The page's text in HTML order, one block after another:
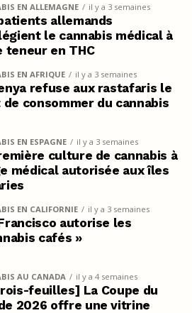
EN ALLEMAGNE il y a 3 semaines
allemands
le cannabis médical à
teneur en THC
EN AFRIQUE il y a 3 semaines
refuse aux rastafaris le
consommer du cannabis
EN ESPAGNE il y a 3 semaines
culture de cannabis à
médical autorisée aux îles
EN CALIFORNIE il y a 3 semaines
autorise les
cafés »
AU CANADA il y a 4 semaines
feuilles] La Coupe du
2026 offre une vitrine